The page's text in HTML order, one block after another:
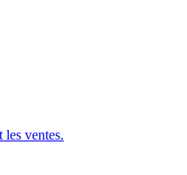
ventes.